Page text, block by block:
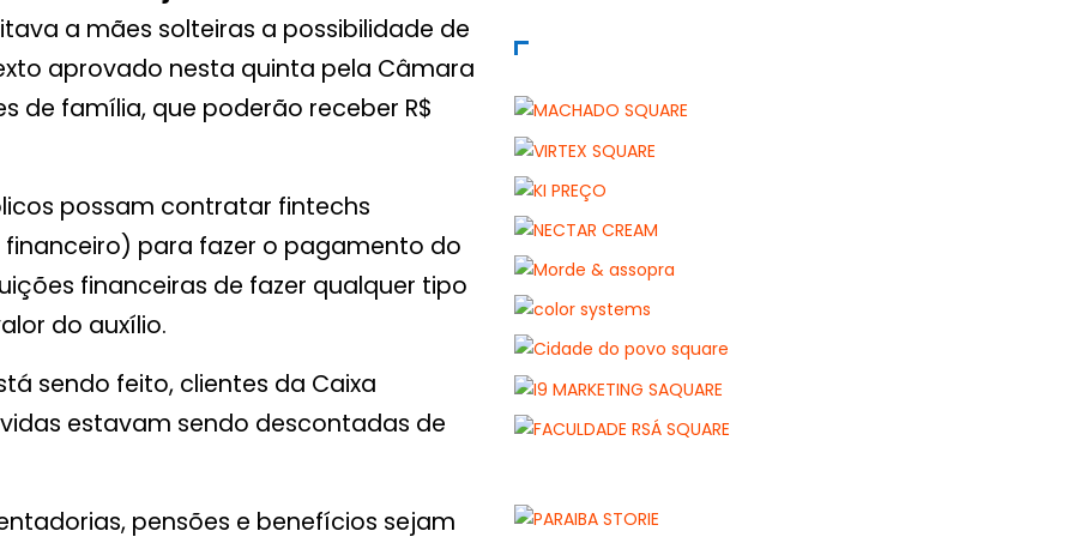
a mães solteiras a possibilidade de
aprovado nesta quinta pela Câmara
de família, que poderão receber R$
possam contratar fintechs
para fazer o pagamento do
financeiras de fazer qualquer tipo
do auxílio.
sendo feito, clientes da Caixa
estavam sendo descontadas de
pensões e benefícios sejam